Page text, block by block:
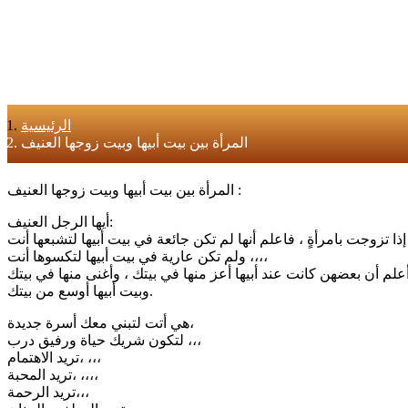
الرئيسية
المرأة بين بيت أبيها وبيت زوجها العنيف
المرأة بين بيت أبيها وبيت زوجها العنيف :
أيها الرجل العنيف:
ولم تكن عارية في بيت أبيها لتكسوها أنت ،،،،
وبيت أبيها أوسع من بيتك.
هي أتت لتبني معك أسرة جديدة،
لتكون شريك حياة ورفيق درب ،،،
تريد الاهتمام، ،،،
تريد المحبة، ،،،،
تريد الرحمة،،،